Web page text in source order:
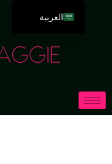
العربية
Deutsch
Русский